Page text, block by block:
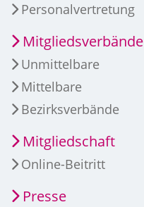
Personalvertretung
Mitgliedsverbände
Unmittelbare
Mittelbare
Bezirksverbände
Mitgliedschaft
Online-Beitritt
Presse